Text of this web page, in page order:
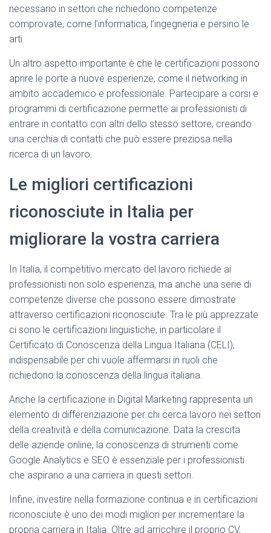
necessario in settori che richiedono competenze
comprovate, come l’informatica, l’ingegneria e persino le
arti.
Un altro aspetto importante è che le certificazioni possono
aprire le porte a nuove esperienze, come il networking in
ambito accademico e professionale. Partecipare a corsi e
programmi di certificazione permette ai professionisti di
entrare in contatto con altri dello stesso settore, creando
una cerchia di contatti che può essere preziosa nella
ricerca di un lavoro.
Le migliori certificazioni
riconosciute in Italia per
migliorare la vostra carriera
In Italia, il competitivo mercato del lavoro richiede ai
professionisti non solo esperienza, ma anche una serie di
competenze diverse che possono essere dimostrate
attraverso certificazioni riconosciute. Tra le più apprezzate
ci sono le certificazioni linguistiche, in particolare il
Certificato di Conoscenza della Lingua Italiana (CELI),
indispensabile per chi vuole affermarsi in ruoli che
richiedono la conoscenza della lingua italiana.
Anche la certificazione in Digital Marketing rappresenta un
elemento di differenziazione per chi cerca lavoro nei settori
della creatività e della comunicazione. Data la crescita
delle aziende online, la conoscenza di strumenti come
Google Analytics e SEO è essenziale per i professionisti
che aspirano a una carriera in questi settori.
Infine, investire nella formazione continua e in certificazioni
riconosciute è uno dei modi migliori per incrementare la
propria carriera in Italia. Oltre ad arricchire il proprio CV,